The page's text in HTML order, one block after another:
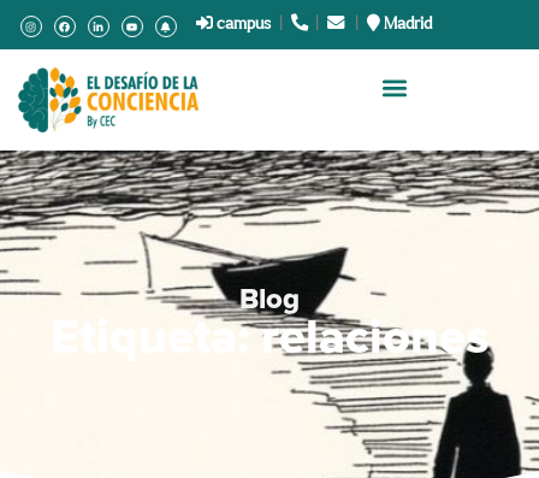
campus| . | | Madrid
Blog
Etiqueta: relaciones